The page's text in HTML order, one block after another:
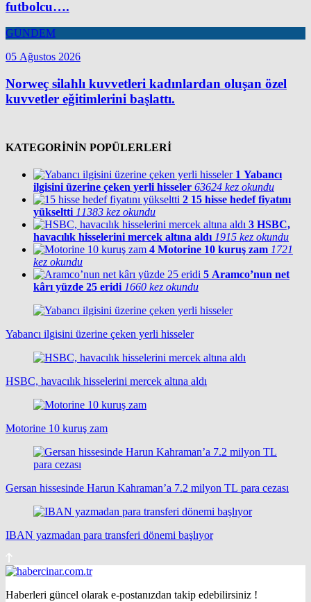
futbolcu….
GÜNDEM
05 Ağustos 2026
Norweç silahlı kuvvetleri kadınlardan oluşan özel
kuvvetler eğitimlerini başlattı.
KATEGORİNİN POPÜLERLERİ
1 Yabancı
ilgisini üzerine çeken yerli hisseler 63624 kez okundu
2 15 hisse hedef fiyatını
yükseltti 11383 kez okundu
3 HSBC,
havacılık hisselerini mercek altına aldı 1915 kez okundu
4 Motorine 10 kuruş zam 1721
kez okundu
5 Aramco’nun net
kârı yüzde 25 eridi 1660 kez okundu
Yabancı ilgisini üzerine çeken yerli hisseler
HSBC, havacılık hisselerini mercek altına aldı
Motorine 10 kuruş zam
Gersan hissesinde Harun Kahraman’a 7.2 milyon TL para cezası
IBAN yazmadan para transferi dönemi başlıyor
Haberleri güncel olarak e-postanızdan takip edebilirsiniz !